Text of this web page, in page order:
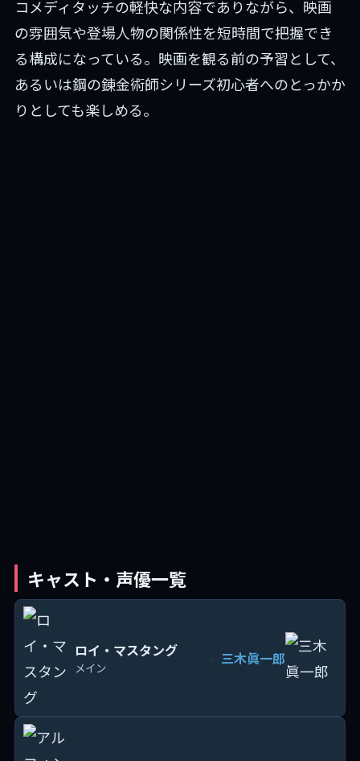
コメディタッチの軽快な内容でありながら、映画
の雰囲気や登場人物の関係性を短時間で把握でき
る構成になっている。映画を観る前の予習として、
あるいは鋼の錬金術師シリーズ初心者へのとっかか
りとしても楽しめる。
キャスト・声優一覧
ロイ・マスタング
メイン 三木眞一郎